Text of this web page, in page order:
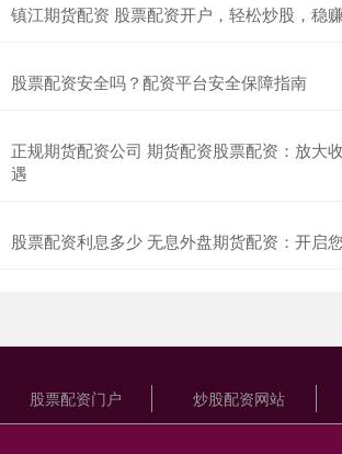
镇江期货配资 股票配资开户，轻松炒股，稳
股票配资安全吗？配资平台安全保障指南
正规期货配资公司 期货配资股票配资：放大
遇
股票配资利息多少 无息外盘期货配资：开启
股票配资门户 炒股配资网站